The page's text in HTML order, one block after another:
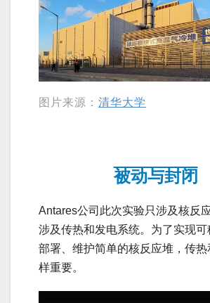
图片来源： 清华大学
被动与封闭
Antares公司此次实验只涉及核反
涉及传热和发电系统。为了实现
部署、维护简单的核反应堆，传热
样重要。